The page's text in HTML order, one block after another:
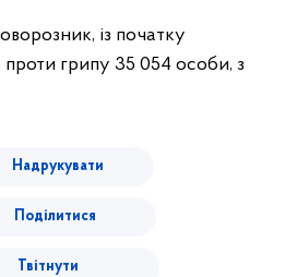
із початку
грипу 35 054 особи, з
Надрукувати
Поділитися
Твітнути